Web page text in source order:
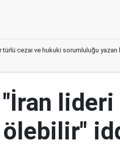
türlü cezai ve hukuki sorumluluğu
"İran lideri
ölebilir"